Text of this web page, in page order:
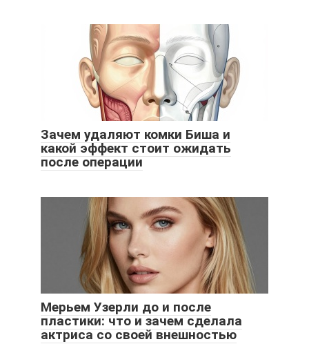
Зачем удаляют комки Биша и
какой эффект стоит ожидать
после операции
Мерьем Узерли до и после
пластики: что и зачем сделала
актриса со своей внешностью